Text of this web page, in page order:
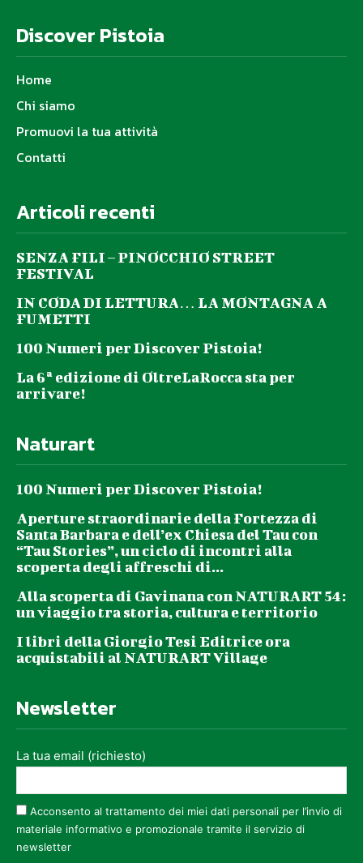
Discover Pistoia
Home
Chi siamo
Promuovi la tua attività
Contatti
Articoli recenti
SENZA FILI – PINOCCHIO STREET
FESTIVAL
IN CODA DI LETTURA… LA MONTAGNA A
FUMETTI
100 Numeri per Discover Pistoia!
La 6ª edizione di OltreLaRocca sta per
arrivare!
Naturart
100 Numeri per Discover Pistoia!
Aperture straordinarie della Fortezza di
Santa Barbara e dell’ex Chiesa del Tau con
“Tau Stories”, un ciclo di incontri alla
scoperta degli affreschi di...
Alla scoperta di Gavinana con NATURART 54:
un viaggio tra storia, cultura e territorio
I libri della Giorgio Tesi Editrice ora
acquistabili al NATURART Village
Newsletter
La tua email (richiesto)
Acconsento al trattamento dei miei dati personali per l’invio di
materiale informativo e promozionale tramite il servizio di
newsletter